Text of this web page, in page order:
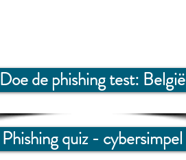
Doe de phishing test: België
Phishing quiz - cybersimpel